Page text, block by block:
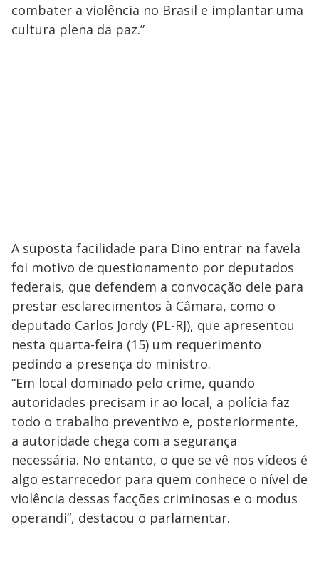
combater a violência no Brasil e implantar uma
cultura plena da paz.”
A suposta facilidade para Dino entrar na favela
foi motivo de questionamento por deputados
federais, que defendem a convocação dele para
prestar esclarecimentos à Câmara, como o
deputado Carlos Jordy (PL-RJ), que apresentou
nesta quarta-feira (15) um requerimento
pedindo a presença do ministro.
“Em local dominado pelo crime, quando
autoridades precisam ir ao local, a polícia faz
todo o trabalho preventivo e, posteriormente,
a autoridade chega com a segurança
necessária. No entanto, o que se vê nos vídeos é
algo estarrecedor para quem conhece o nível de
violência dessas facções criminosas e o modus
operandi”, destacou o parlamentar.